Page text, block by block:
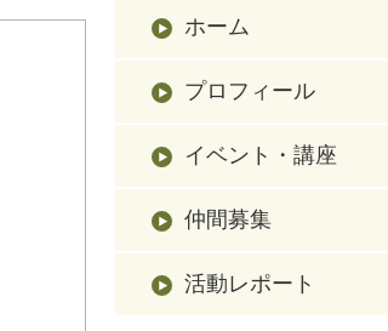
ホーム
プロフィール
イベント・講座
仲間募集
活動レポート